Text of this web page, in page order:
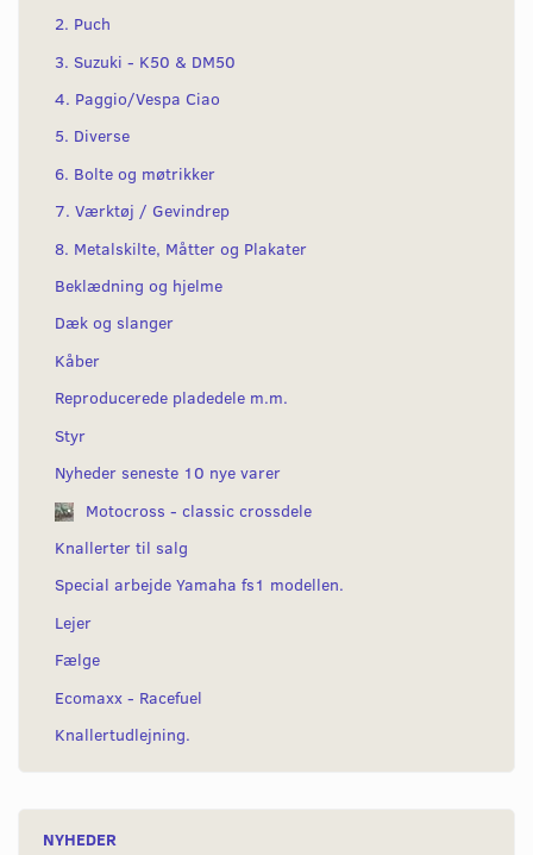
2. Puch
3. Suzuki - K50 & DM50
4. Paggio/Vespa Ciao
5. Diverse
6. Bolte og møtrikker
7. Værktøj / Gevindrep
8. Metalskilte, Måtter og Plakater
Beklædning og hjelme
Dæk og slanger
Kåber
Reproducerede pladedele m.m.
Styr
Nyheder seneste 10 nye varer
Motocross - classic crossdele
Knallerter til salg
Special arbejde Yamaha fs1 modellen.
Lejer
Fælge
Ecomaxx - Racefuel
Knallertudlejning.
NYHEDER